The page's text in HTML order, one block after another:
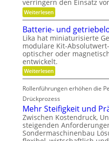
e
n
g
e
r
o
n
i
r
e
n
f
w
i
s
c
h
a
f
t
i
n
e
r
K
u
n
s
verringern den Einsatz
Weiterlesen:
L
n
g
e
r
e
B
e
t
r
e
b
s
z
e
i
Batterie- und
Lika hat miniaturisierte
modulare Kit-
optischer oder
entwickelt.
Weiterlesen:
B
t
t
e
r
e
-
u
Rollenführungen erhöhen die
Drückprozess
Mehr Steifigkeit und
Zwischen Kostendruck,
steigenden
Sondermaschinenbau